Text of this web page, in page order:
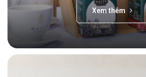
Xem thêm